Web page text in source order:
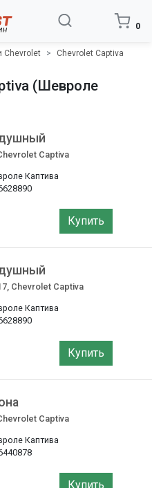
0
Chevrolet
Chevrolet Captiva
(Шевроле
Captiva
Каптива
Купить
Chevrolet Captiva
Каптива
Купить
Captiva
Каптива
Купить